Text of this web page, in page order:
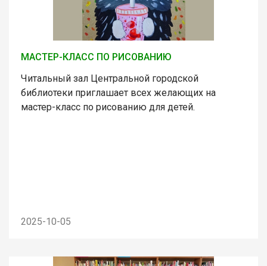
МАСТЕР-КЛАСС ПО РИСОВАНИЮ
Читальный зал Центральной городской
библиотеки приглашает всех желающих на
мастер-класс по рисованию для детей.
2025-10-05